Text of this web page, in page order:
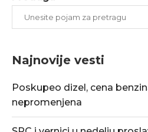
Najnovije vesti
Poskupeo dizel, cena
nepromenjena